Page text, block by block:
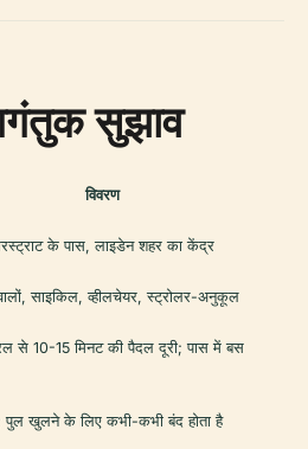
सुझाव
विवरण
के पास, लाइडेन शहर का केंद्र
साइकिल, व्हीलचेयर, स्ट्रोलर-अनुकूल
से 10-15 मिनट की पैदल दूरी; पास में बस
खुलने के लिए कभी-कभी बंद होता है